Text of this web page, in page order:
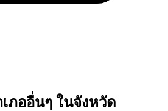
ภออื่นๆ ในจังหวัด